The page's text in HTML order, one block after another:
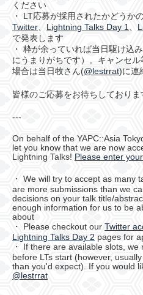
ください
・ LT応募が採用されたかどうか
Twitter、 Lightning Talks Day 1、
で発表します
・ 枠が余っていれば当日駆け込
にうまりがちです）。キャンセ
場合は当日牧さん(@lestrrat)に連
皆様のご応募をお待ちしておりま
---
On behalf of the YAPC::Asia
let you know that we are now
Lightning Talks! Please enter
・ We will try to accept as many
are more submissions than we
decisions on your talk title/
enough information for us to be
about
・ Please checkout our Twitter
Lightning Talks Day 2 pages for
・ If there are available slots, we
before LTs start (however,
than you'd expect). If you would
@lestrrat